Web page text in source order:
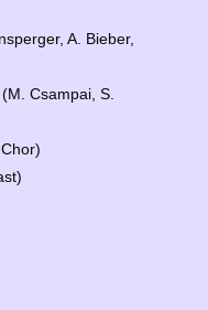
A. Bieber,
Csampai, S.